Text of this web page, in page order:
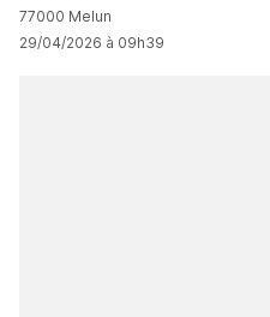
77000 Melun
29/04/2026 à 09h39